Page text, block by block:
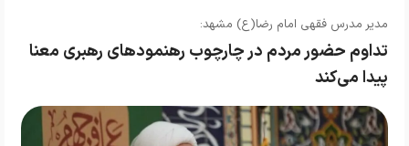
مدیر مدرس فقهی امام رضا(ع) مشهد:
تداوم حضور مردم در چارچوب رهنمودهای رهبری معنا
پیدا می‌کند